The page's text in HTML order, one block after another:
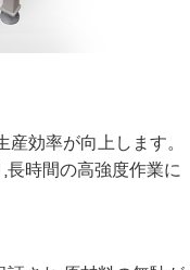
効率が向上します。
時間の高強度作業に